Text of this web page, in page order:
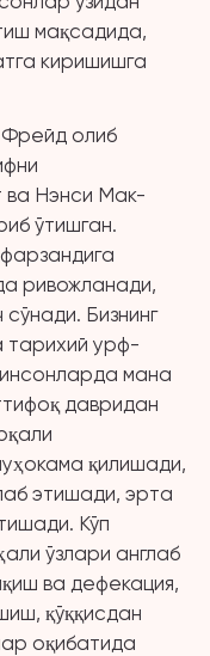
мақсадида,
киришишга
Фрейд олиб
ва Нэнси Мак-
ўтишган.
ривожланади,
Бизнинг
тарихий урф-
мана
давридан
қилишади,
этишади, эрта
Кўп
ўзлари англаб
ва дефекация,
қўққисдан
оқибатида